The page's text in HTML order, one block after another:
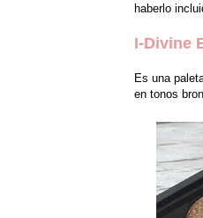
haberlo
I-Divine
Es una
en tonos